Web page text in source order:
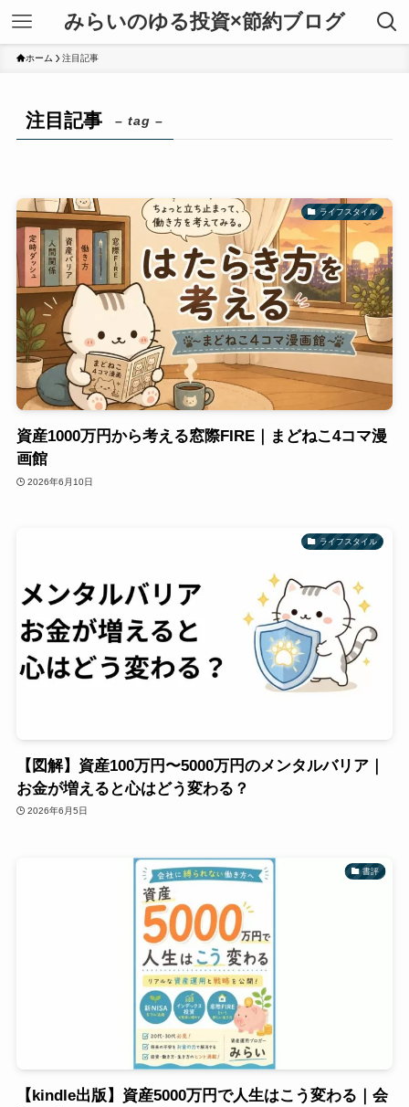
みらいのゆる投資×節約ブログ
ホーム 注目記事
注目記事 – tag –
ライフスタイル
資産1000万円から考える窓際FIRE｜まどねこ4コマ漫
画館
2026年6月10日
ライフスタイル
【図解】資産100万円〜5000万円のメンタルバリア｜
お金が増えると心はどう変わる？
2026年6月5日
書評
【kindle出版】資産5000万円で人生はこう変わる｜会